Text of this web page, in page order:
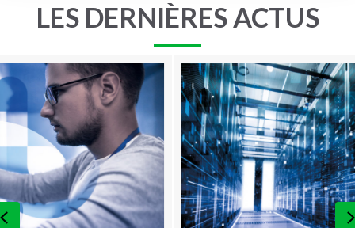
LES DERNIÈRES ACTUS
Previous